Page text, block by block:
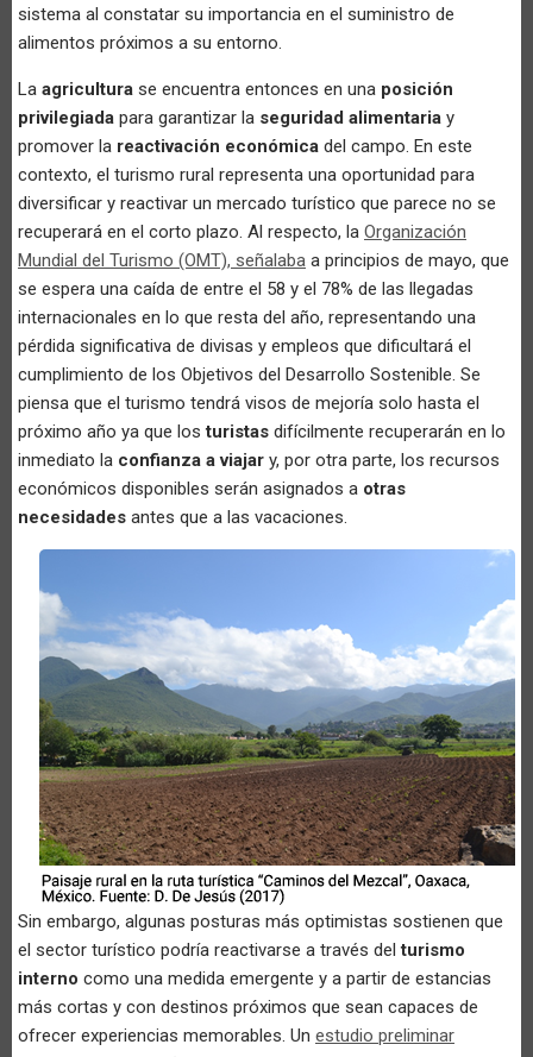
sistema al constatar su importancia en el suministro de
alimentos próximos a su entorno.
La agricultura se encuentra entonces en una posición
privilegiada para garantizar la seguridad alimentaria y
promover la reactivación económica del campo. En este
contexto, el turismo rural representa una oportunidad para
diversificar y reactivar un mercado turístico que parece no se
recuperará en el corto plazo. Al respecto, la Organización
Mundial del Turismo (OMT), señalaba a principios de mayo, que
se espera una caída de entre el 58 y el 78% de las llegadas
internacionales en lo que resta del año, representando una
pérdida significativa de divisas y empleos que dificultará el
cumplimiento de los Objetivos del Desarrollo Sostenible. Se
piensa que el turismo tendrá visos de mejoría solo hasta el
próximo año ya que losturistas difícilmente recuperarán en lo
inmediato la confianza a viajar y, por otra parte, los recursos
económicos disponibles serán asignados a otras
necesidades antes que a las vacaciones.
Sin embargo, algunas posturas más optimistas sostienen que
el sector turístico podría reactivarse a través delturismo
interno como una medida emergente y a partir de estancias
más cortas y con destinos próximos que sean capaces de
ofrecer experiencias memorables. Un estudio preliminar